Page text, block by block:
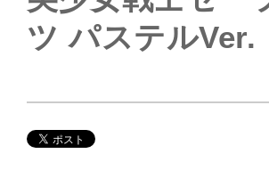
ツ パステルVer.